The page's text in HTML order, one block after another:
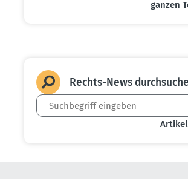
ganzen
Rechts-News